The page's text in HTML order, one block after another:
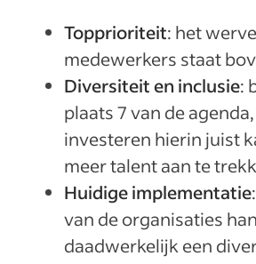
Topprioriteit: het
medewerkers staat
Diversiteit en inclusie:
plaats 7 van de
investeren hierin juist
meer talent aan te
Huidige implementatie
van de organisaties
daadwerkelijk een